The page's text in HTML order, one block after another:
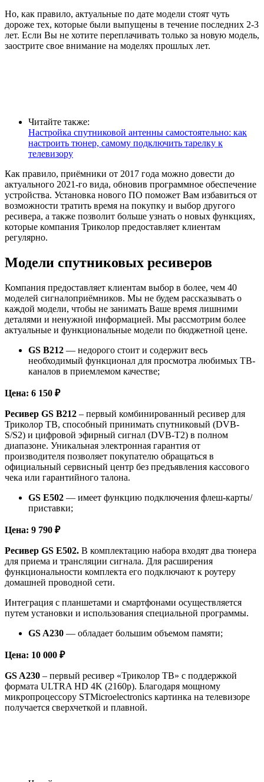
Но, как правило, актуальные по дате модели стоят чуть
дороже тех, которые были выпущены в течение последних 2-3
лет. Если Вы не хотите переплачивать только за новую модель,
заострите свое внимание на моделях прошлых лет.
Читайте также:
Настройка спутниковой антенны самостоятельно: как
настроить тюнер, самому подключить тарелку к
телевизору
Как правило, приёмники от 2017 года можно довести до
актуального 2021-го вида, обновив программное обеспечение
устройства. Установка нового ПО поможет Вам избавиться от
возможности тратить время на покупку и выбор другого
ресивера, а также позволит больше узнать о новых функциях,
которые компания Триколор предоставляет клиентам
регулярно.
Модели спутниковых ресиверов
Компания предоставляет клиентам выбор в более, чем 40
моделей сигналоприёмников. Мы не будем рассказывать о
каждой модели, чтобы не занимать Ваше время лишними
деталями и ненужной информацией. Мы рассмотрим более
актуальные и функциональные модели по бюджетной цене.
GS B212 — недорого стоит и содержит весь
необходимый функционал для просмотра любимых ТВ-
каналов в приемлемом качестве;
Цена: 6 150 ₽
Ресивер GS B212 – первый комбинированный ресивер для
Триколор ТВ, способный принимать спутниковый (DVB-
S/S2) и цифровой эфирный сигнал (DVB-T2) в полном
диапазоне. Уникальная электронная гарантия от
производителя позволяет покупателю обращаться в
официальный сервисный центр без предъявления кассового
чека или гарантийного талона.
GS E502 — имеет функцию подключения флеш-карты/
приставки;
Цена: 9 790 ₽
Ресивер GS E502. В комплектацию набора входят два тюнера
для приема и трансляции сигнала. Для расширения
функциональности комплекта его подключают к роутеру
домашней проводной сети.
Интеграция с планшетами и смартфонами осуществляется
путем установки и использования специальной программы.
GS A230 — обладает большим объемом памяти;
Цена: 10 000 ₽
GS A230 – первый ресивер «Триколор ТВ» с поддержкой
формата ULTRA HD 4K (2160p). Благодаря мощному
микропроцессору STMicroelectronics картинка на телевизоре
получается сверхчеткой и плавной.